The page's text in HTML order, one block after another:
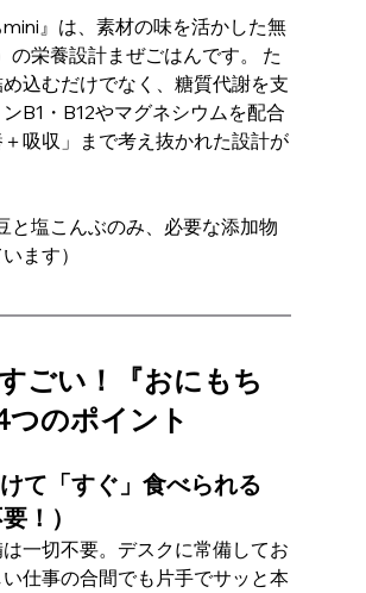
mini』は、素材の味を活かした無
の栄養設計まぜごはんです。 た
込むだけでなく、糖質代謝を支
B1・B12やマグネシウムを配合
＋吸収」まで考え抜かれた設計が
と塩こんぶのみ、必要な添加物
ます）
ごい！『おにもち
つのポイント
て「すぐ」食べられる
！）
一切不要。デスクに常備してお
仕事の合間でも片手でサッと本